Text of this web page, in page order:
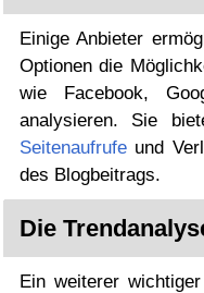
Einige Anbieter
Optionen die
wie Facebook,
analysieren. Sie
Seitenaufrufeund
des Blogbeitrags.
Die
Ein weiterer